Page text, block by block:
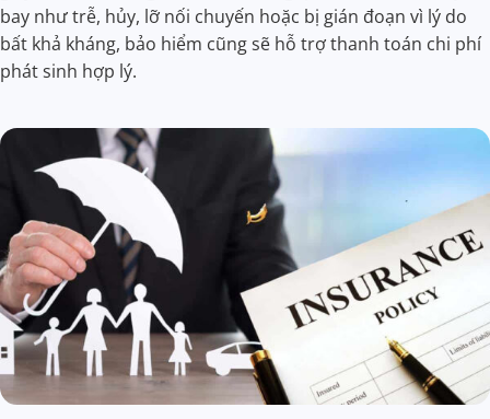
bay như trễ, hủy, lỡ nối chuyến hoặc bị gián đoạn vì lý do
bất khả kháng, bảo hiểm cũng sẽ hỗ trợ thanh toán chi phí
phát sinh hợp lý.